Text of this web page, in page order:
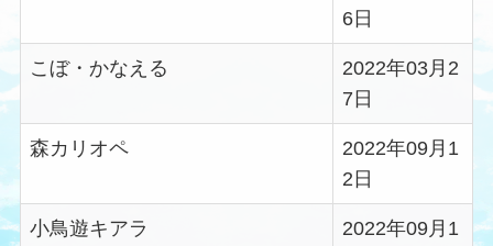
6日
こぼ・かなえる
2022年03月2
7日
森カリオペ
2022年09月1
2日
小鳥遊キアラ
2022年09月1